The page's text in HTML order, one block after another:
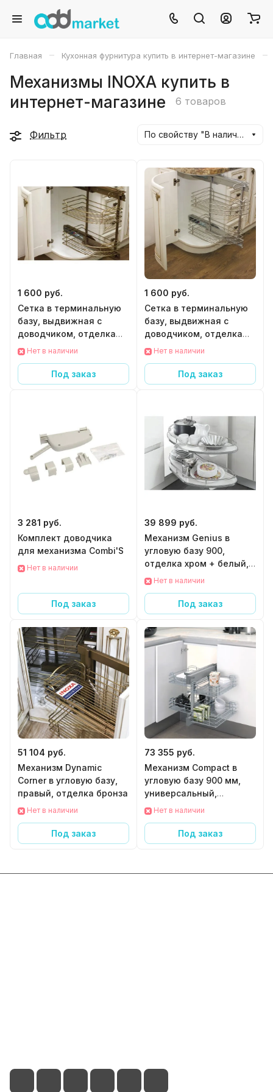
Главная – Кухонная фурнитура купить в интернет-магазине –
Механизмы INOXA купить в
интернет-магазине
6 товаров
Фильтр По свойству "В наличии" (убывание)
1 600 руб.
Сетка в терминальную
базу, выдвижная с
доводчиком, отделка
бронза, левая
Нет в наличии
Под заказ
1 600 руб.
Сетка в терминальную
базу, выдвижная с
доводчиком, отделка
бронза, правая
Нет в наличии
Под заказ
3 281 руб.
Комплект доводчика
для механизма Combi'S
Нет в наличии
Под заказ
39 899 руб.
Механизм Genius в
угловую базу 900,
отделка хром + белый,
левый
Нет в наличии
Под заказ
51 104 руб.
Механизм Dynamic
Corner в угловую базу,
правый, отделка бронза
Нет в наличии
Под заказ
73 355 руб.
Механизм Compact в
угловую базу 900 мм,
универсальный,
отделка серая + хром
Нет в наличии
Под заказ